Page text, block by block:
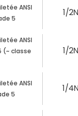
ANSI
5
1/
ANSI
(~ classe
1/
ANSI
5
1/